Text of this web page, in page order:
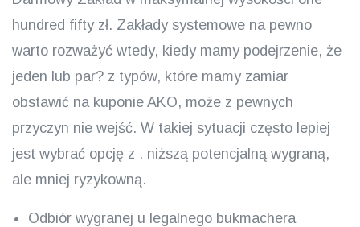
hundred fifty zł. Zakłady systemowe na pewno
warto rozważyć wtedy, kiedy mamy podejrzenie, że
jeden lub par? z typów, które mamy zamiar
obstawić na kuponie AKO, może z pewnych
przyczyn nie wejść. W takiej sytuacji często lepiej
jest wybrać opcję z . niższą potencjalną wygraną,
ale mniej ryzykowną.
Odbiór wygranej u legalnego bukmachera